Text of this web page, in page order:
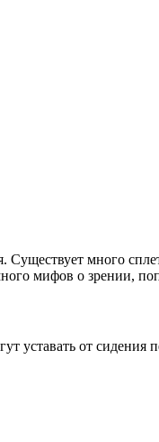
много
мифов о зрении,
уставать от сидения